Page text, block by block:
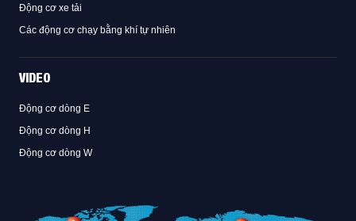
Động cơ xe tải
Các động cơ chạy bằng khí tự nhiên
VIDEO
Động cơ dòng E
Động cơ dòng H
Động cơ dòng W